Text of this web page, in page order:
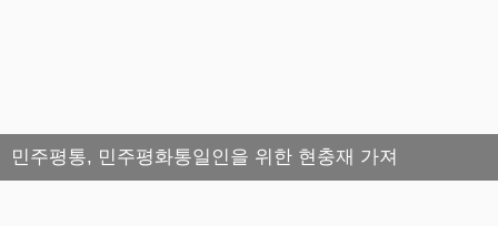
민주평통, 민주평화통일인을 위한 현충재 가져